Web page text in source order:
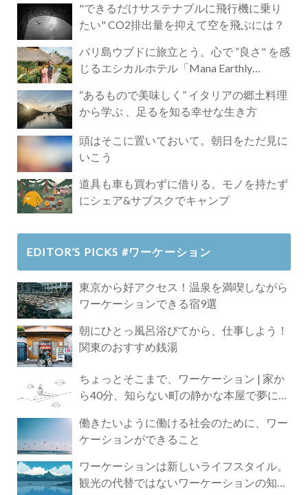
"できるだけサステナブルに飛行機に乗り
たい" CO2排出量を抑えて空を飛ぶには？
バリ島ウブドに旅立とう。心で ”良さ" を感
じるエシカルホテル「Mana Earthly
“あるもので美味しく” イタリアの郷土料理
から学ぶ 、足るを知る幸せな生き方
頭はそこに置いておいて。朝日をただ見に
いこう
道具も車も買わずに借りる。モノを持たず
にシェア&サブスクでキャンプ
EDITOR’S PICKS #ワーケーション
東京から好アクセス！温泉を満喫しながら
ワーケーションできる宿9選
朝にひとっ風呂浴びてから、仕事しよう！
関東のおすすめ銭湯
ちょっとそこまで、ワーケーション | 家か
ら40分、知らない町の静かな本屋で夢に近
働きたいように働ける社会のために、ワー
ケーションができること
ワーケーションは新しいライフスタイル。
観光の代替ではないワーケーションの知ら